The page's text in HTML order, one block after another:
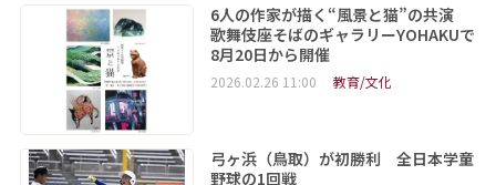
6人の作家が描く“風景と猫”の共演
歌舞伎座そばのギャラリーYOHAKUで
8月20日から開催
2026.02.26 11:00 教育/文化
弓ヶ浜（鳥取）が初勝利 全日本学童
野球の1回戦